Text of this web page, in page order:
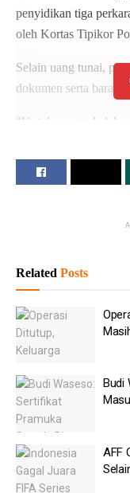
penyidikan tiga
oleh Kortas Tipikor
Selain uang tunai,
dokumen serta
“Untuk
penyitaan beberapa
handphone,” ujar
Budi Waseso:
TNI-Polri Tanpa Tes
AFF Cup 2026:
Kalahkan Singapura
Jumlah Penduduk
Setiap Kopdes
Kemenkeu Ambil
Related Posts
Budi
AFF